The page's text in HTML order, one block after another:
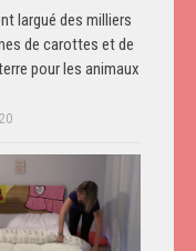
largué des milliers
de carottes et de
pour les animaux